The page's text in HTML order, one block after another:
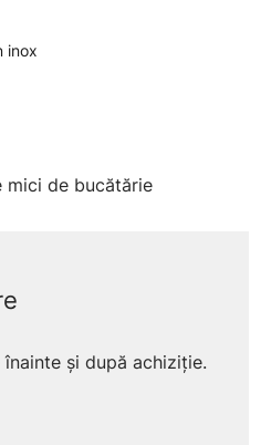
inox
mici de bucătărie
și după achiziție.